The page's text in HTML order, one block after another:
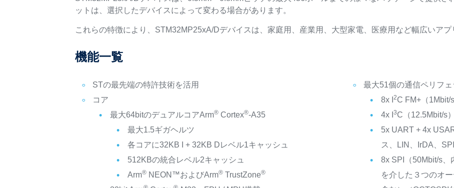
ットは、選択したデバイスによって変わる場合があります。
これらの特徴により、STM32MP25xA/Dデバイスは、家庭用、産業用、大型家電、医療用など幅広いアプ
機能一覧
STの最先端の特許技術を活用
コア
最大64bitのデュアルコアArm® Cortex®-A35
最大1.5ギガヘルツ
各コアに32KB I + 32KB Dレベル1キャッシュ
512KBの統合レベル2キャッシュ
Arm® NEON™およびArm® TrustZone®
最大51個の通信ペリフェ
8x I
2C FM+（1Mbit/
4x I 3C（12.5Mbit/s）
5x UART + 4x
ス、LIN、IrDA、
8x SPI（50Mbit/s、
を介した３つのオ